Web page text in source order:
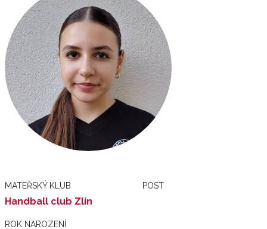
MATEŘSKÝ KLUB
Handball club Zlín
POST
ROK NAROZENÍ